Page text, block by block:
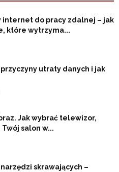
internet do pracy zdalnej – jak
które wytrzyma...
utraty danych i jak
Jak wybrać telewizor,
salon w...
skrawających –